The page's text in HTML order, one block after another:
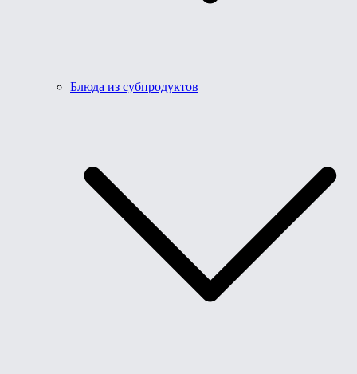
Блюда из субпродуктов